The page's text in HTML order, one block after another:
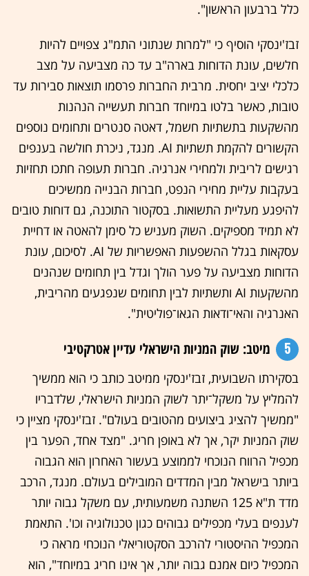
כלל ברבעון הראשון".
זבז'ינסקי הוסיף כי "למרות שנתוני התמ"ג צפויים להיות
חלשים, עונת הדוחות בארה"ב עד כה מצביעה על מצב
כלכלי יציב יחסית. מרבית החברות פרסמו תוצאות סבירות עד
טובות, כאשר בלטו במיוחד חברות תעשייה הנהנות
מהשקעות בתשתיות חשמל, דאטה סנטרים ותחומים נוספים
הקשורים להקמת תשתיות AI. מנגד, ניכרת חולשה בענפים
רגישים לריבית ולמחירי אנרגיה. חברות תעופה חתכו תחזיות
בעקבות עליית מחירי הנפט, חברות הבנייה ממשיכים
להיפגע מעליית התשואות. בסקטור התוכנה, גם דוחות טובים
לא תמיד מספיקים. השוק מעניש כל סימן להאטה או דחיית
עסקאות בגלל ההשפעות האפשריות של AI. לסיכום, עונת
הדוחות מצביעה על פער הולך וגדל בין תחומים שנהנים
מהשקעות AI ותשתיות לבין תחומים שנפגעים מהריבית,
האנרגיה והאי־ודאות הגאו־פוליטית".
5 מיטב: שוק המניות הישראלי עדיין אטרקטיבי
בסקירתו השבועית, זבז'ינסקי ממיטב כותב כי הוא ממשיך
להמליץ על משקל־‏יתר לשוק המניות הישראלי, שלדבריו
"ממשיך להציג ביצועים מהטובים בעולם". זבז'ינסקי מציין כי
שוק המניות יקר, אך לא באופן חריג. "מצד אחד, הפער בין
מכפיל הרווח הנוכחי לממוצע בעשור האחרון הוא הגבוה
ביותר בישראל מבין המדדים המובילים בעולם. מנגד, הרכב
מדד ת"א 125 השתנה משמעותית, עם משקל גבוה יותר
לענפים בעלי מכפילים גבוהים כגון טכנולוגיה וכו'. התאמת
המכפיל ההיסטורי להרכב הסקטוריאלי הנוכחי מראה כי
המכפיל כיום אמנם גבוה יותר, אך אינו חריג במיוחד", הוא